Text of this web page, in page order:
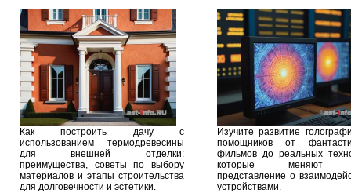
Как построить дачу с
использованием термодревесины
для внешней отделки:
преимущества, советы по выбору
материалов и этапы строительства
для долговечности и эстетики.
Изучите развитие
помощников от
фильмов до реальных
которые меняют
представление о
устройствами.